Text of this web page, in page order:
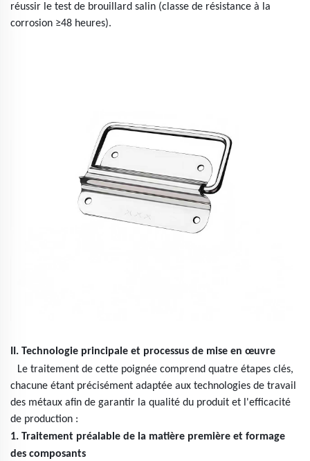
réussir le test de brouillard salin (classe de résistance à la
corrosion ≥48 heures).
II. Technologie principale et processus de mise en œuvre
Le traitement de cette poignée comprend quatre étapes clés,
chacune étant précisément adaptée aux technologies de travail
des métaux afin de garantir la qualité du produit et l'efficacité
de production :
1. Traitement préalable de la matière première et formage
des composants